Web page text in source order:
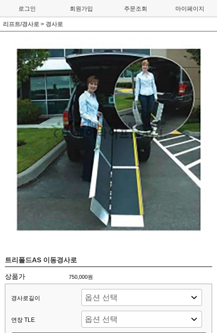
로그인 회원가입 주문조회 마이페이지
리프트/경사로 > 경사로
트리폴드AS 이동경사로
상품가 750,000원
경사로길이
연장 TLE